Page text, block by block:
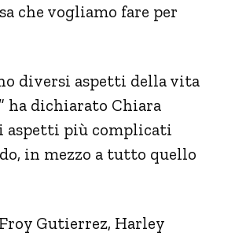
che vogliamo fare per
diversi aspetti della vita
ha dichiarato Chiara
aspetti più complicati
in mezzo a tutto quello
Gutierrez, Harley